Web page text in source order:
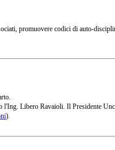
promuovere codici di auto-
l'Ing. Libero Ravaioli. Il Presidente
).